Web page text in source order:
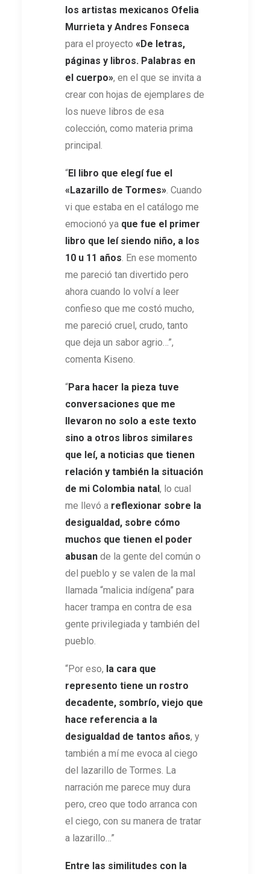
los artistas mexicanos Ofelia
Murrieta y Andres Fonseca
para el proyecto «De letras,
páginas y libros. Palabras en
el cuerpo», en el que se invita a
crear con hojas de ejemplares de
los nueve libros de esa
colección, como materia prima
principal.
“El libro que elegí fue el
«Lazarillo de Tormes». Cuando
vi que estaba en el catálogo me
emocionó ya que fue el primer
libro que leí siendo niño, a los
10 u 11 años. En ese momento
me pareció tan divertido pero
ahora cuando lo volví a leer
confieso que me costó mucho,
me pareció cruel, crudo, tanto
que deja un sabor agrio…”,
comenta Kiseno.
“Para hacer la pieza tuve
conversaciones que me
llevaron no solo a este texto
sino a otros libros similares
que leí, a noticias que tienen
relación y también la situación
de mi Colombia natal , lo cual
me llevó a reflexionar sobre la
desigualdad, sobre cómo
muchos que tienen el poder
abusan de la gente del común o
del pueblo y se valen de la mal
llamada “malicia indígena” para
hacer trampa en contra de esa
gente privilegiada y también del
pueblo.
“Por eso, la cara que
represento tiene un rostro
decadente, sombrío, viejo que
hace referencia a la
desigualdad de tantos años, y
también a mí me evoca al ciego
del lazarillo de Tormes. La
narración me parece muy dura
pero, creo que todo arranca con
el ciego, con su manera de tratar
a lazarillo…”
Entre las similitudes con la